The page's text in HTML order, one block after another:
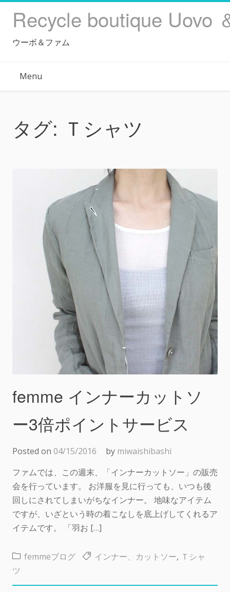
Recycle boutique Uovo
ウーボ＆ファム
Menu
タグ: Ｔシャツ
femme インナーカットソ
ー3倍ポイントサービス
Posted on 04/15/2016 by miwaishibashi
ファムでは、この週末、「インナーカットソー」の販売
会を行っています。 お洋服を見に行っても、いつも後
回しにされてしまいがちなインナー。 地味なアイテム
ですが、いざという時の着こなしを底上げしてくれるア
イテムです。 「羽お […]
femmeブログ インナー、カットソー, Ｔシャ
ツ